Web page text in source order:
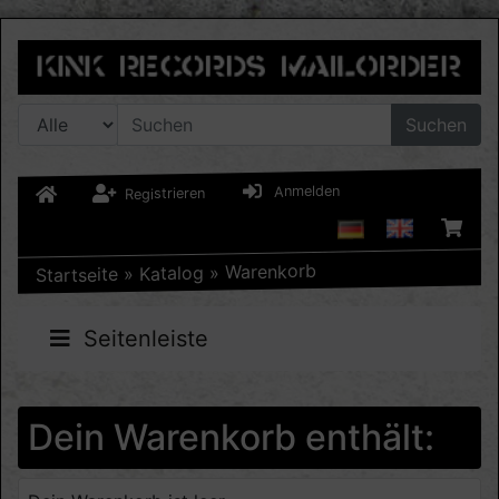
Suchen
Registrieren Anmelden
Startseite » Katalog » Warenkorb
Seitenleiste
Dein Warenkorb enthält: